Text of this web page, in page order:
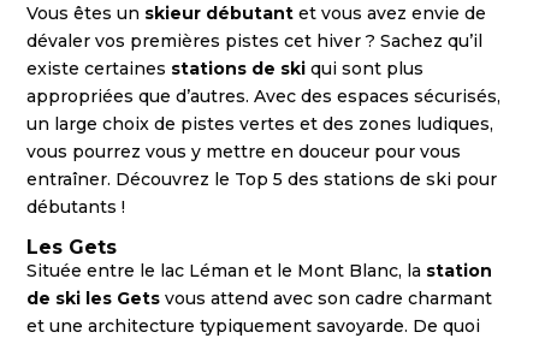
Vous êtes un skieur débutant et vous avez envie de
dévaler vos premières pistes cet hiver ? Sachez qu’il
existe certaines stations de skiqui sont plus
appropriées que d’autres. Avec des espaces sécurisés,
un large choix de pistes vertes et des zones ludiques,
vous pourrez vous y mettre en douceur pour vous
entraîner. Découvrez le Top 5 des stations de ski pour
débutants !
Les Gets
Située entre le lac Léman et le Mont Blanc, la station
de ski les Gets vous attend avec son cadre charmant
et une architecture typiquement savoyarde. De quoi